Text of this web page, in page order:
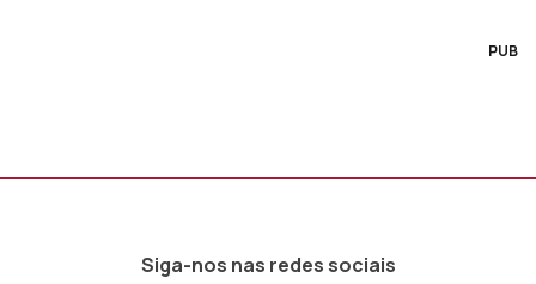
PUB
Siga-nos nas redes sociais